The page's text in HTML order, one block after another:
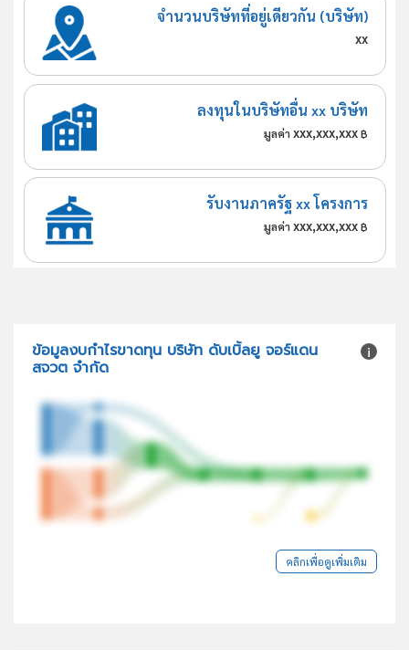
จำนวนบริษัทที่อยู่เดียวกัน (บริษัท)
xx
ลงทุนในบริษัทอื่น xx บริษัท
มูลค่า xxx,xxx,xxx ฿
รับงานภาครัฐ xx โครงการ
มูลค่า xxx,xxx,xxx ฿
ข้อมูลงบกำไรขาดทุน บริษัท ดับเบิ้ลยู จอร์แดน
สจวต จำกัด
คลิกเพื่อดูเพิ่มเติม